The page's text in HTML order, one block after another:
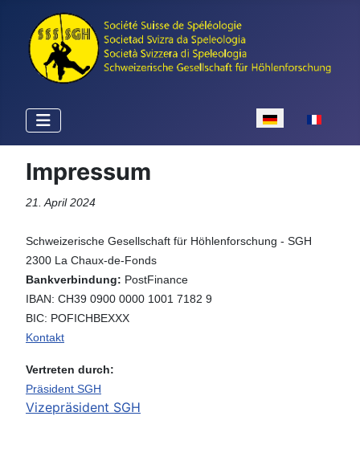
Sprache
Impressum
21. April 2024
Schweizerische Gesellschaft für Höhlenforschung - SGH
2300 La Chaux-de-Fonds
Bankverbindung: PostFinance
IBAN: CH39 0900 0000 1001 7182 9
BIC: POFICHBEXXX
Kontakt
Vertreten durch:
Präsident SGH
Vizepräsident SGH